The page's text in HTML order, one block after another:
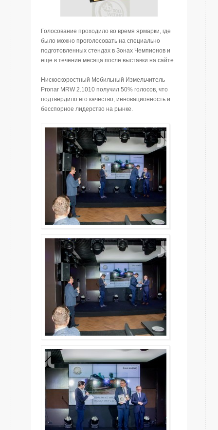
Голосование проходило во время ярмарки, где
было можно проголосовать на специально
подготовленных стендах в Зонах Чемпионов и
еще в течение месяца после выставки на сайте.
Нискоскоростный Мобильный Измельчитель
Pronar MRW 2.1010 получил 50% голосов, что
подтвердило его качество, инновационность и
бесспорное лидерство на рынке.